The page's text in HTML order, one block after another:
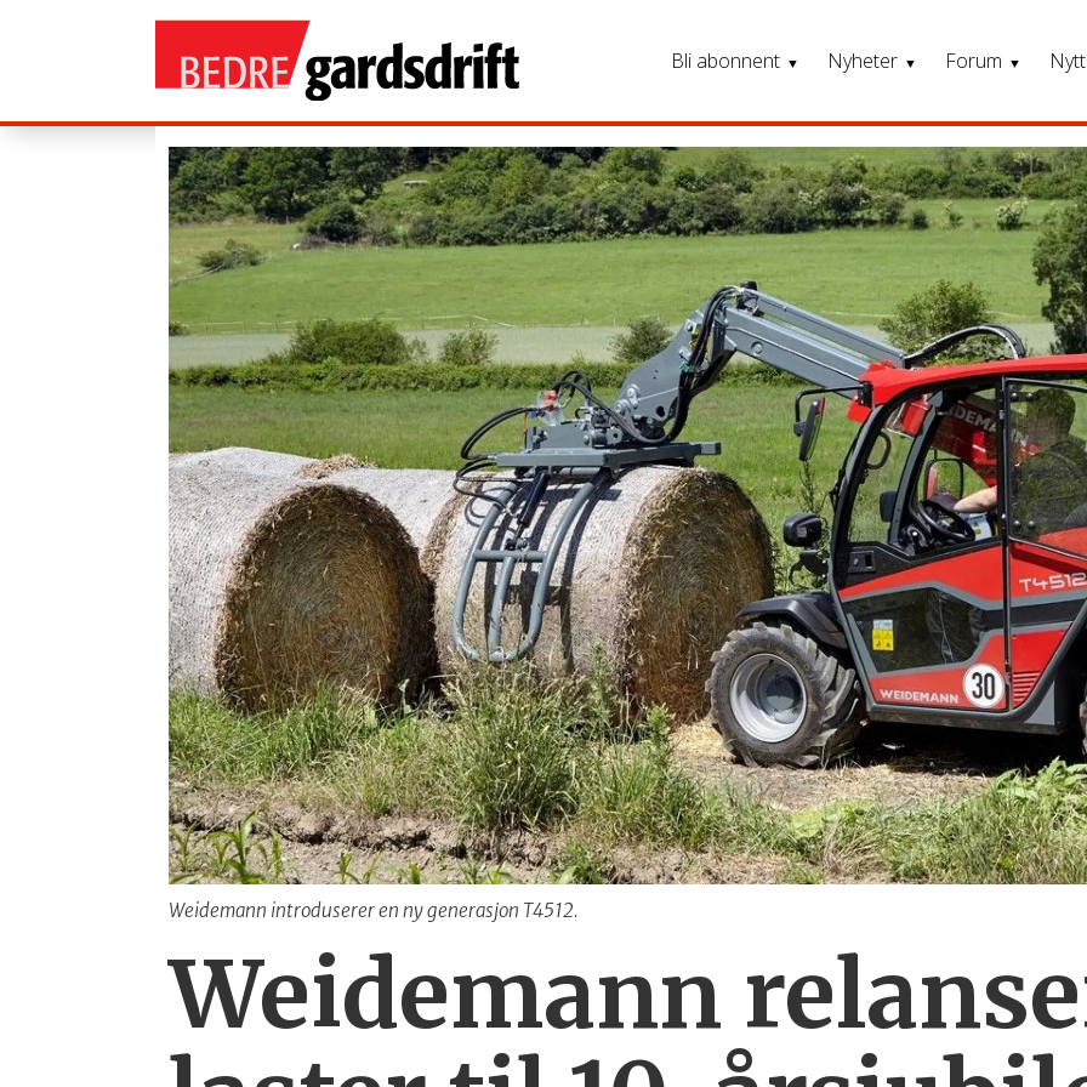
Bli abonnent Nyheter Forum
Weidemann introduserer en ny generasjon T4512.
Weidemann